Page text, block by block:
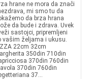
hrane ne mora da znači
mi smo tu da
da brza hrana
da bude i zdrava. Uvek
sastojci, pripremljeni
vašim željama i ukusu.
22cm 32cm
350din 710din
370din 760din
370din 760din
37...